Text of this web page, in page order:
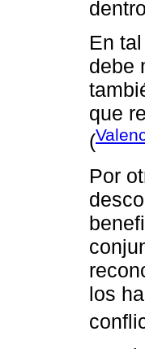
En
debe
que
(
Por
los